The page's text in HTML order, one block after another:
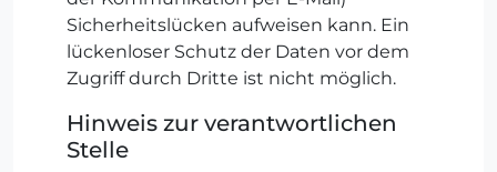
Sicherheitslücken aufweisen kann. Ein
lückenloser Schutz der Daten vor dem
Zugriff durch Dritte ist nicht möglich.
Hinweis zur verantwortlichen
Stelle